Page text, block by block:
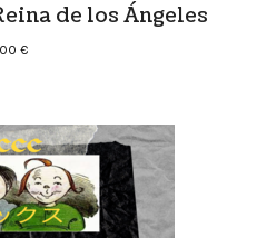
de los Ángeles
€